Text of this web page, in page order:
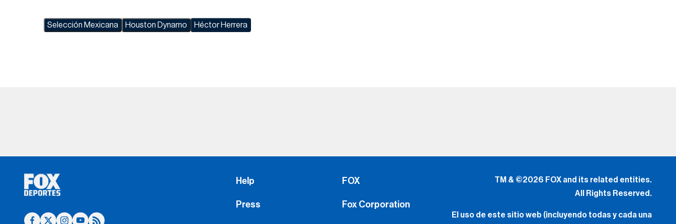
Selección Mexicana Houston Dynamo Héctor Herrera
Press
Advertise with Us
Jobs
Fox Corporation
FOX Sports Supports
Fox Sports
de
las partes y componentes) constituye una aceptación